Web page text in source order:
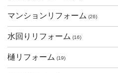
マンションリフォーム (26)
水回りリフォーム (16)
樋リフォーム (19)